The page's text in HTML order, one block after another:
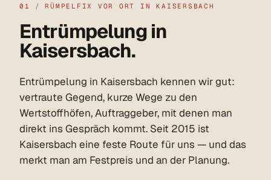
01 / RÜMPELFIX VOR ORT IN KAISERSBACH
Entrümpelung in
Kaisersbach.
Entrümpelung in Kaisersbach kennen wir gut:
vertraute Gegend, kurze Wege zu den
Wertstoffhöfen, Auftraggeber, mit denen man
direkt ins Gespräch kommt. Seit 2015 ist
Kaisersbach eine feste Route für uns — und das
merkt man am Festpreis und an der Planung.